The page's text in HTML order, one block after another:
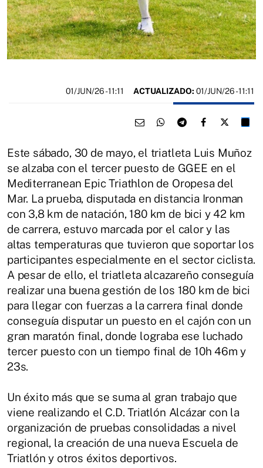
01/JUN/26- 11:11 ACTUALIZADO: 01/JUN/26 - 11:11
Este sábado, 30 de mayo, el triatleta Luis Muñoz
se alzaba con el tercer puesto de GGEE en el
Mediterranean Epic Triathlon de Oropesa del
Mar. La prueba, disputada en distancia Ironman
con 3,8 km de natación, 180 km de bici y 42 km
de carrera, estuvo marcada por el calor y las
altas temperaturas que tuvieron que soportar los
participantes especialmente en el sector ciclista.
A pesar de ello, el triatleta alcazareño conseguía
realizar una buena gestión de los 180 km de bici
para llegar con fuerzas a la carrera final donde
conseguía disputar un puesto en el cajón con un
gran maratón final, donde lograba ese luchado
tercer puesto con un tiempo final de 10h 46m y
23s.
Un éxito más que se suma al gran trabajo que
viene realizando el C.D. Triatlón Alcázar con la
organización de pruebas consolidadas a nivel
regional, la creación de una nueva Escuela de
Triatlón y otros éxitos deportivos.